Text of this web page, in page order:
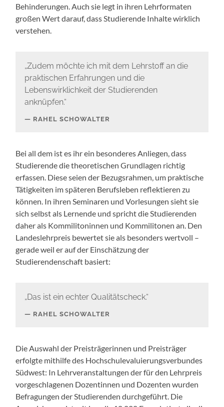
Behinderungen. Auch sie legt in ihren Lehrformaten
großen Wert darauf, dass Studierende Inhalte wirklich
verstehen.
„Zudem möchte ich mit dem Lehrstoff an die
praktischen Erfahrungen und die
Lebenswirklichkeit der Studierenden
anknüpfen.“
RAHEL SCHOWALTER
Bei all dem ist es ihr ein besonderes Anliegen, dass
Studierende die theoretischen Grundlagen richtig
erfassen. Diese seien der Bezugsrahmen, um praktische
Tätigkeiten im späteren Berufsleben reflektieren zu
können. In ihren Seminaren und Vorlesungen sieht sie
sich selbst als Lernende und spricht die Studierenden
daher als Kommilitoninnen und Kommilitonen an. Den
Landeslehrpreis bewertet sie als besonders wertvoll –
gerade weil er auf der Einschätzung der
Studierendenschaft basiert:
„Das ist ein echter Qualitätscheck.“
RAHEL SCHOWALTER
Die Auswahl der Preisträgerinnen und Preisträger
erfolgte mithilfe des Hochschulevaluierungsverbundes
Südwest: In Lehrveranstaltungen der für den Lehrpreis
vorgeschlagenen Dozentinnen und Dozenten wurden
Befragungen der Studierenden durchgeführt. Die